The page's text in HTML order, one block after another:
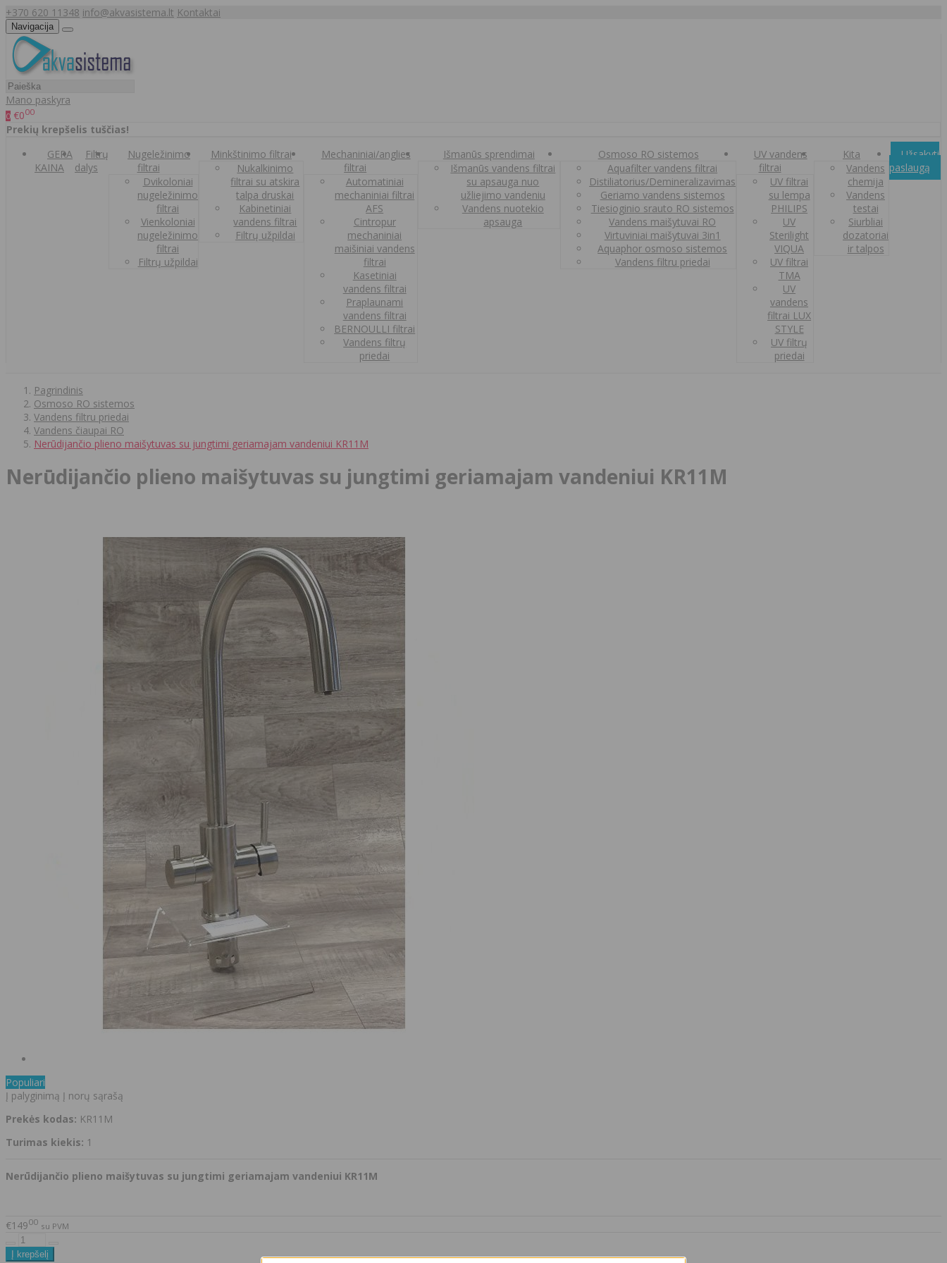
+370 620 11348 info@akvasistema.lt Kontaktai
Navigacija
Mano paskyra
0 €000
Prekių krepšelis tuščias!
GERA
KAINA
Filtrų
dalys
Nugeležinimo
filtrai
Dvikoloniai
nugeležinimo
filtrai
Vienkoloniai
nugeležinimo
filtrai
Filtrų užpildai
Minkštinimo filtrai
Nukalkinimo
filtrai su atskira
talpa druskai
Kabinetiniai
vandens filtrai
Filtrų užpildai
Mechaniniai/anglies
filtrai
Automatiniai
mechaniniai filtrai
AFS
Cintropur
mechaniniai
maišiniai vandens
filtrai
Kasetiniai
vandens filtrai
Praplaunami
vandens filtrai
BERNOULLI filtrai
Vandens filtrų
priedai
Išmanūs sprendimai
Išmanūs vandens filtrai
su apsauga nuo
užliejimo vandeniu
Vandens nuotekio
apsauga
Osmoso RO sistemos
Aquafilter vandens filtrai
Distiliatorius/Demineralizavimas
Geriamo vandens sistemos
Tiesioginio srauto RO sistemos
Vandens maišytuvai RO
Virtuviniai maišytuvai 3in1
Aquaphor osmoso sistemos
Vandens filtru priedai
UV vandens
filtrai
UV filtrai
su lempa
PHILIPS
UV
Sterilight
VIQUA
UV filtrai
TMA
UV
vandens
filtrai LUX
STYLE
UV filtrų
priedai
Kita
Vandens
chemija
Vandens
testai
Siurbliai
dozatoriai
ir talpos
Užsakyti
paslaugą
Pagrindinis
Osmoso RO sistemos
Vandens filtru priedai
Vandens čiaupai RO
Nerūdijančio plieno maišytuvas su jungtimi geriamajam vandeniui KR11M
Nerūdijančio plieno maišytuvas su jungtimi geriamajam vandeniui KR11M
Populiari
Į palyginimą Į norų sąrašą
Prekės kodas: KR11M
Turimas kiekis: 1
Nerūdijančio plieno maišytuvas su jungtimi geriamajam vandeniui KR11M
€14900 su PVM